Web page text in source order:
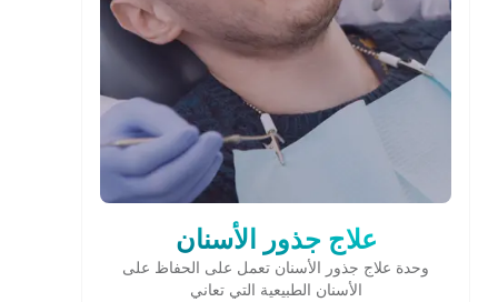
علاج جذور الأسنان
وحدة علاج جذور الأسنان تعمل على الحفاظ على
الأسنان الطبيعية التي تعاني